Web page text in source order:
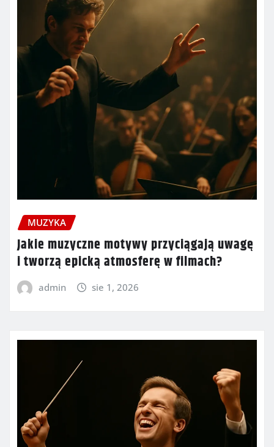
MUZYKA
Jakie muzyczne motywy przyciągają uwagę
i tworzą epicką atmosferę w filmach?
admin sie 1, 2026